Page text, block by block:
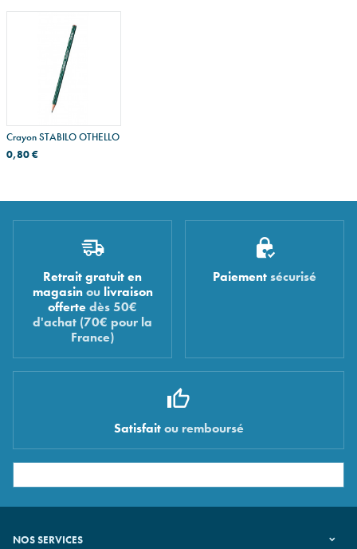
Crayon STABILO OTHELLO
0,80 €
Retrait gratuit en
magasinou livraison
offerte dès 50€
d'achat (70€ pour la
France)
Paiement sécurisé
Satisfaitou remboursé
NOS SERVICES